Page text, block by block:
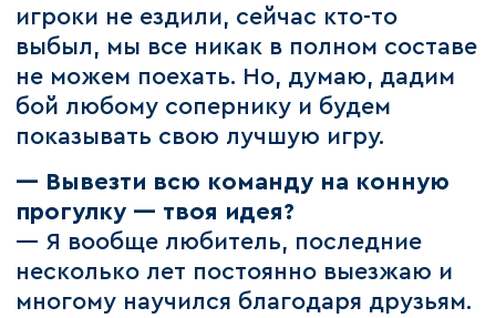
игроки не ездили, сейчас кто-то
выбыл, мы все никак в полном составе
не можем поехать. Но, думаю, дадим
бой любому сопернику и будем
показывать свою лучшую игру.
— Вывезти всю команду на конную
прогулку — твоя идея?
— Я вообще любитель, последние
несколько лет постоянно выезжаю и
многому научился благодаря друзьям.